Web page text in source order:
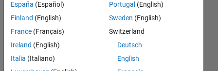
Dashboard
Statistica
M…
España (Español)
Finland (English)
France (Français)
Ireland (English)
Italia (Italiano)
Portugal (English)
Sweden (English)
Switzerland
Deutsch
English